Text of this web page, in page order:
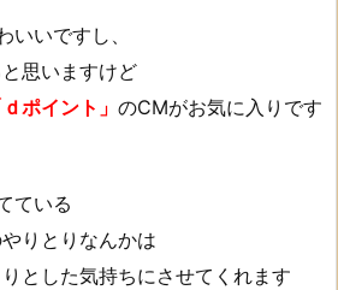
いですし、
思いますけど
ポイント」 のCMがお気に入りです
ている
りとりなんかは
とした気持ちにさせてくれます